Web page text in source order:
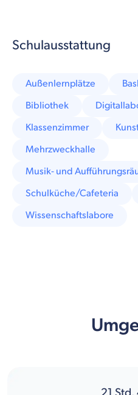
Schulausstattung
Außenlernplätze
Bibliothek
Klassenzimmer
Mehrzweckhalle
Musik- und
Schulküche/Cafeteria
Wissenschaftslabore